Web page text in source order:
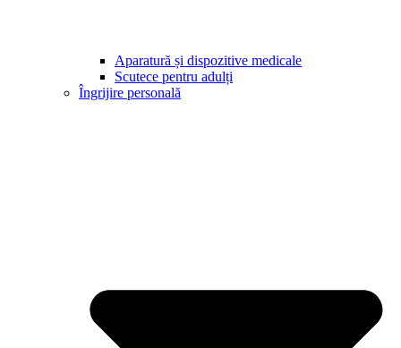
Aparatură și dispozitive medicale
Scutece pentru adulți
Îngrijire personală